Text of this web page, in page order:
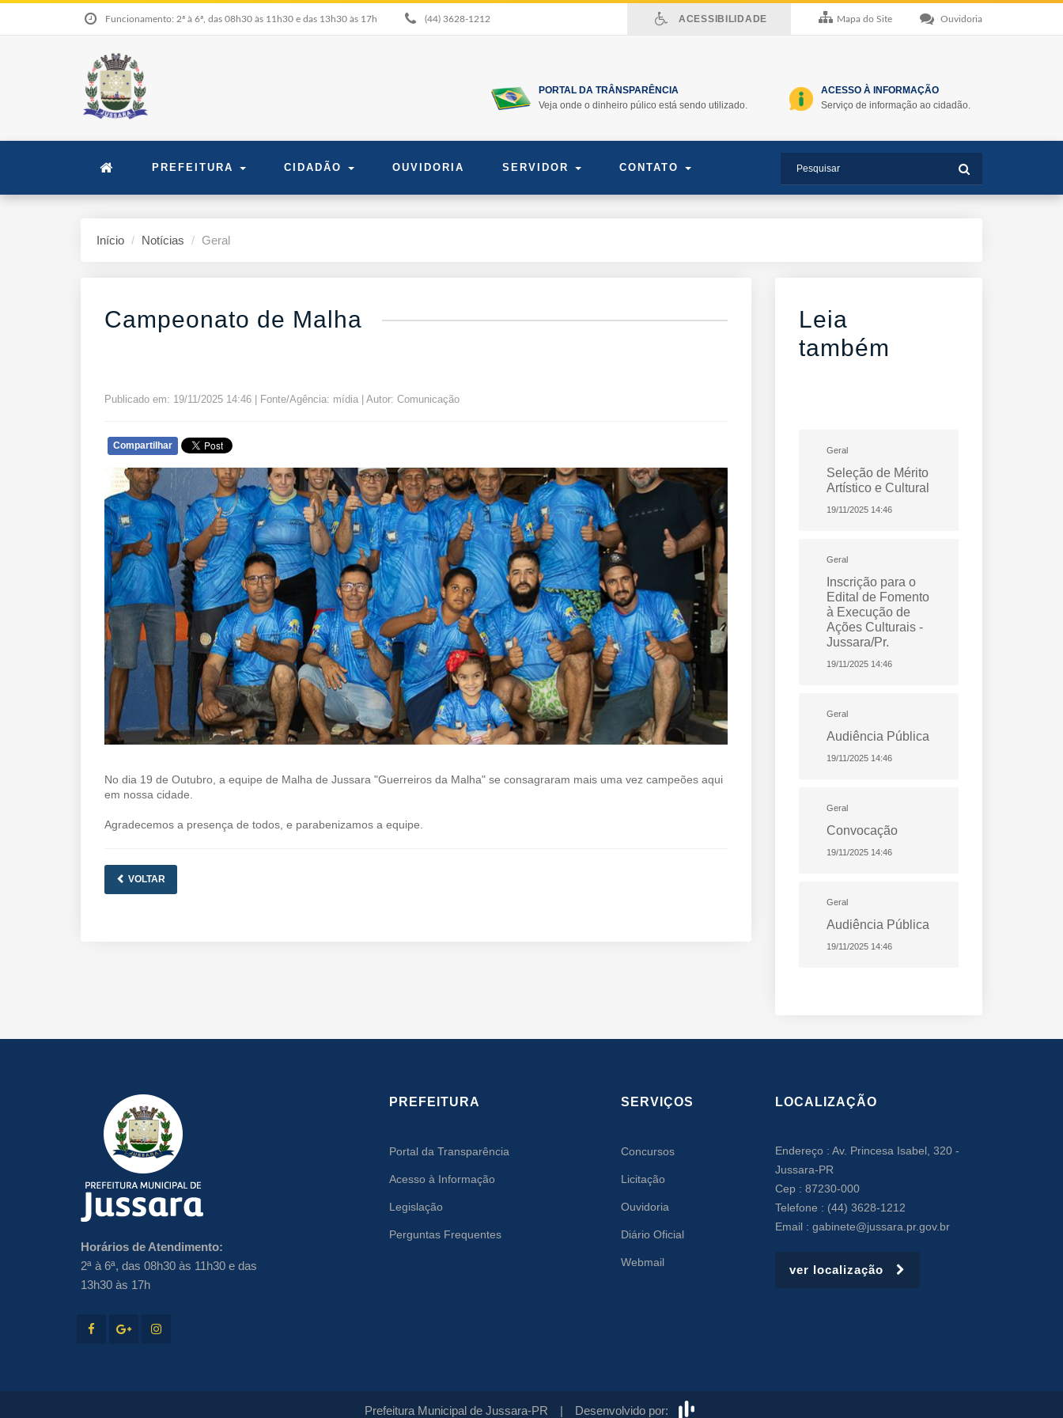
Ouvidoria
Mapa do Site
ACESSIBILIDADE
Funcionamento: 2ª à 6ª, das 08h30 às 11h30 e das 13h30 às 17h (44) 3628-1212
PORTAL DA TRÂNSPARÊNCIA
Veja onde o dinheiro púlico está sendo utilizado.
ACESSO À INFORMAÇÃO
Serviço de informação ao cidadão.
PREFEITURA CIDADÃO OUVIDORIA SERVIDOR CONTATO
Início Notícias Geral
Campeonato de Malha
Publicado em: 19/11/2025 14:46 | Fonte/Agência: mídia | Autor: Comunicação
Compartilhar
No dia 19 de Outubro, a equipe de Malha de Jussara "Guerreiros da Malha" se consagraram mais uma vez campeões aqui
em nossa cidade.
Agradecemos a presença de todos, e parabenizamos a equipe.
VOLTAR
Leia
também
Geral
Seleção de Mérito
Artístico e Cultural
19/11/2025 14:46
Geral
Inscrição para o
Edital de Fomento
à Execução de
Ações Culturais -
Jussara/Pr.
19/11/2025 14:46
Geral
Audiência Pública
19/11/2025 14:46
Geral
Convocação
19/11/2025 14:46
Geral
Audiência Pública
19/11/2025 14:46
Horários de Atendimento:
2ª à 6ª, das 08h30 às 11h30 e das
13h30 às 17h
PREFEITURA
Portal da Transparência
Acesso à Informação
Legislação
Perguntas Frequentes
SERVIÇOS
Concursos
Licitação
Ouvidoria
Diário Oficial
Webmail
LOCALIZAÇÃO
Endereço : Av. Princesa Isabel, 320 -
Jussara-PR
Cep : 87230-000
Telefone : (44) 3628-1212
Email : gabinete@jussara.pr.gov.br
ver localização
Prefeitura Municipal de Jussara-PR | Desenvolvido por: